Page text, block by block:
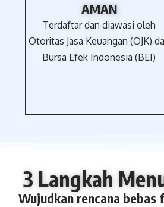
AMAN
Terdaftar dan diawasi oleh
Otoritas Jasa Keuangan (OJK)
Bursa Efek Indonesia (BEI)
3 Langkah
Wujudkan rencana bebas